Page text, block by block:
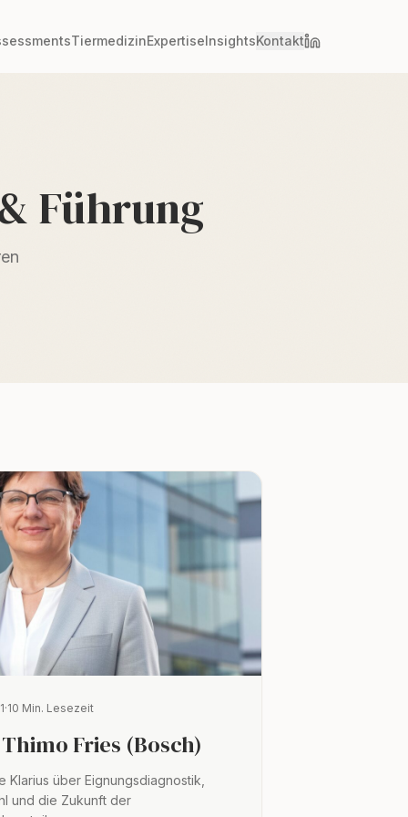
TiermedizinExpertiseInsightsKontakt
Führung
·10 Min. Lesezeit
Fries (Bosch)
Klarius über Eignungsdiagnostik,
und die Zukunft der